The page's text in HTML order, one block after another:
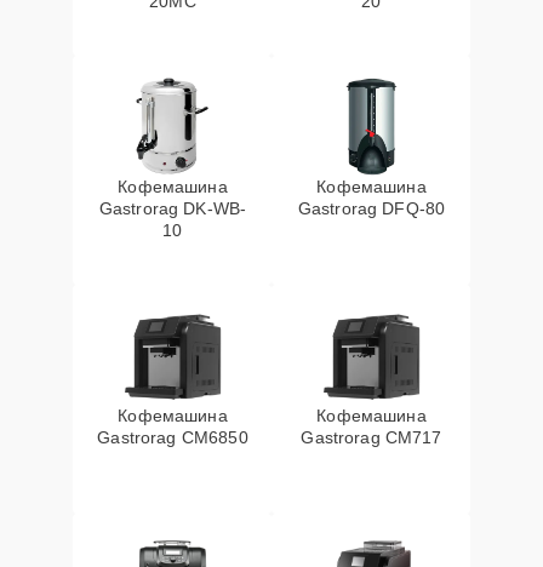
Кофемашина
Gastrorag DK-WB-
10
Кофемашина
Gastrorag DFQ-80
Кофемашина
Gastrorag CM6850
Кофемашина
Gastrorag CM717